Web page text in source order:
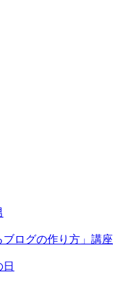
ログの作り方」講座